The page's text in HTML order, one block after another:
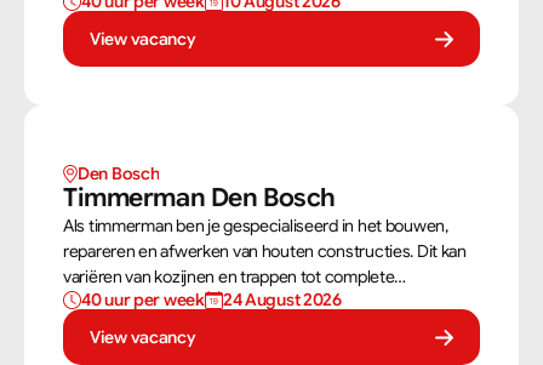
bouwtekeningen zorg jij ervoor dat een constructie zowel
stevig als netjes is afgewerkt.
View vacancy
Den Bosch
Timmerman Den Bosch
Als timmerman ben je gespecialiseerd in het bouwen,
repareren en afwerken van houten constructies. Dit kan
variëren van kozijnen en trappen tot complete
dakconstructies en gevels. Aan de hand van
bouwtekeningen zorg jij ervoor dat een constructie zowel
stevig als netjes is afgewerkt.
40 uur per week
24 August 2026
View vacancy